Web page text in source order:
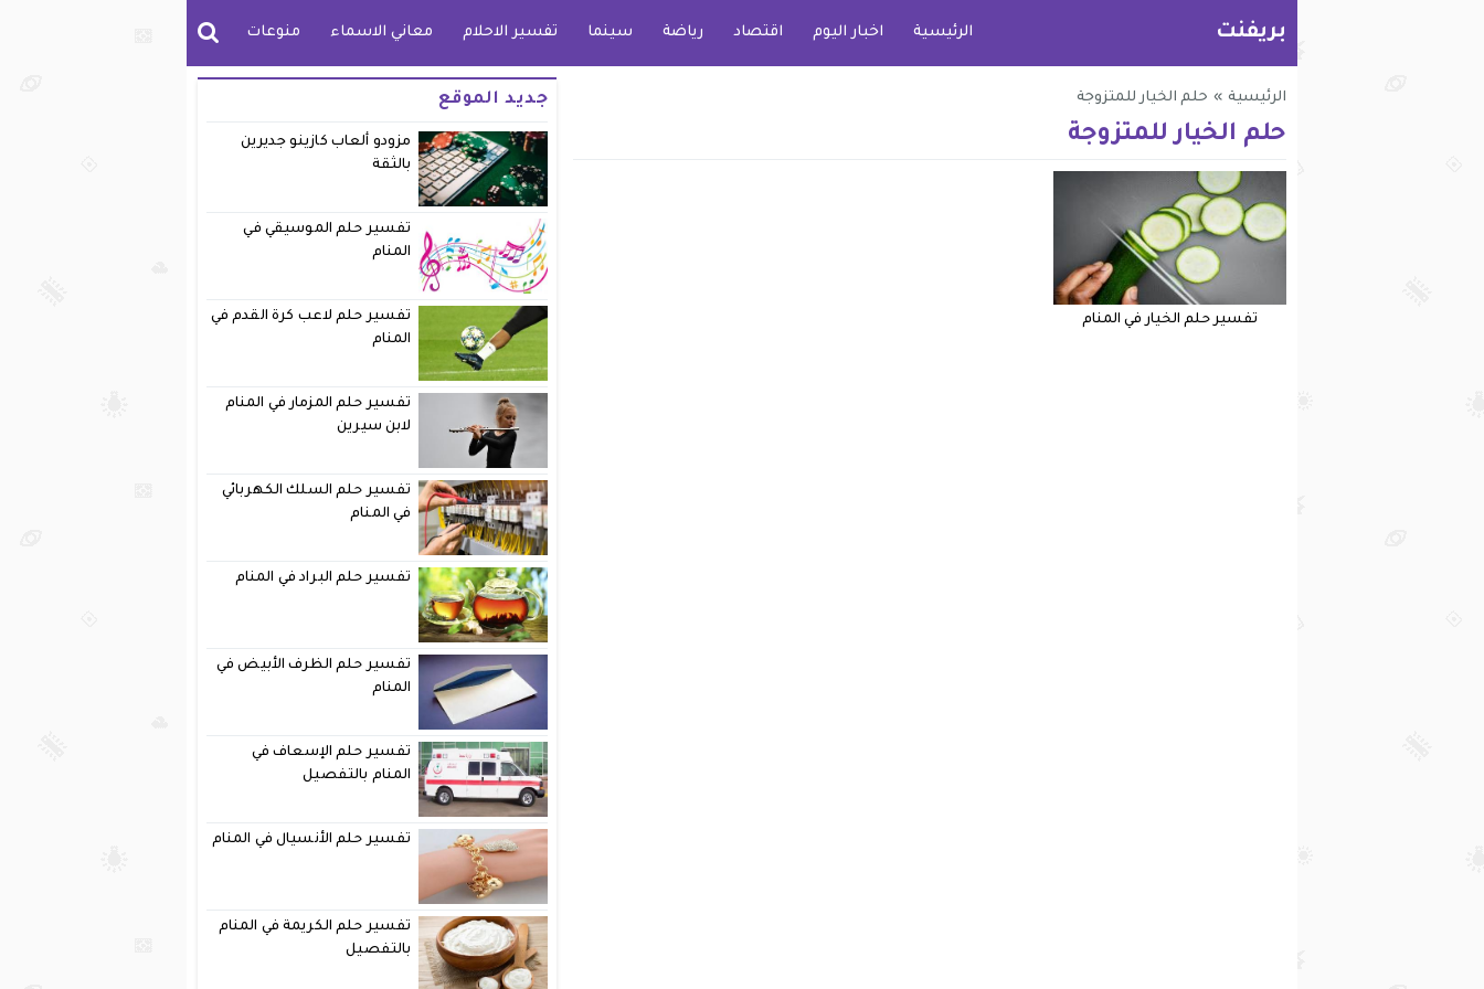
بريفنت الرئيسية اخبار اليوم اقتصاد رياضة سينما تفسير الاحلام معاني الاسماء منوعات
الرئيسية » حلم الخيار للمتزوجة
حلم الخيار للمتزوجة
تفسير حلم الخيار في المنام
جديد الموقع
مزودو ألعاب كازينو جديرين
بالثقة
تفسير حلم الموسيقي في
المنام
تفسير حلم لاعب كرة القدم في
المنام
تفسير حلم المزمار في المنام
لابن سيرين
تفسير حلم السلك الكهربائي
في المنام
تفسير حلم البراد في المنام
تفسير حلم الظرف الأبيض في
المنام
تفسير حلم الإسعاف في
المنام بالتفصيل
تفسير حلم الأنسيال في المنام
تفسير حلم الكريمة في المنام
بالتفصيل